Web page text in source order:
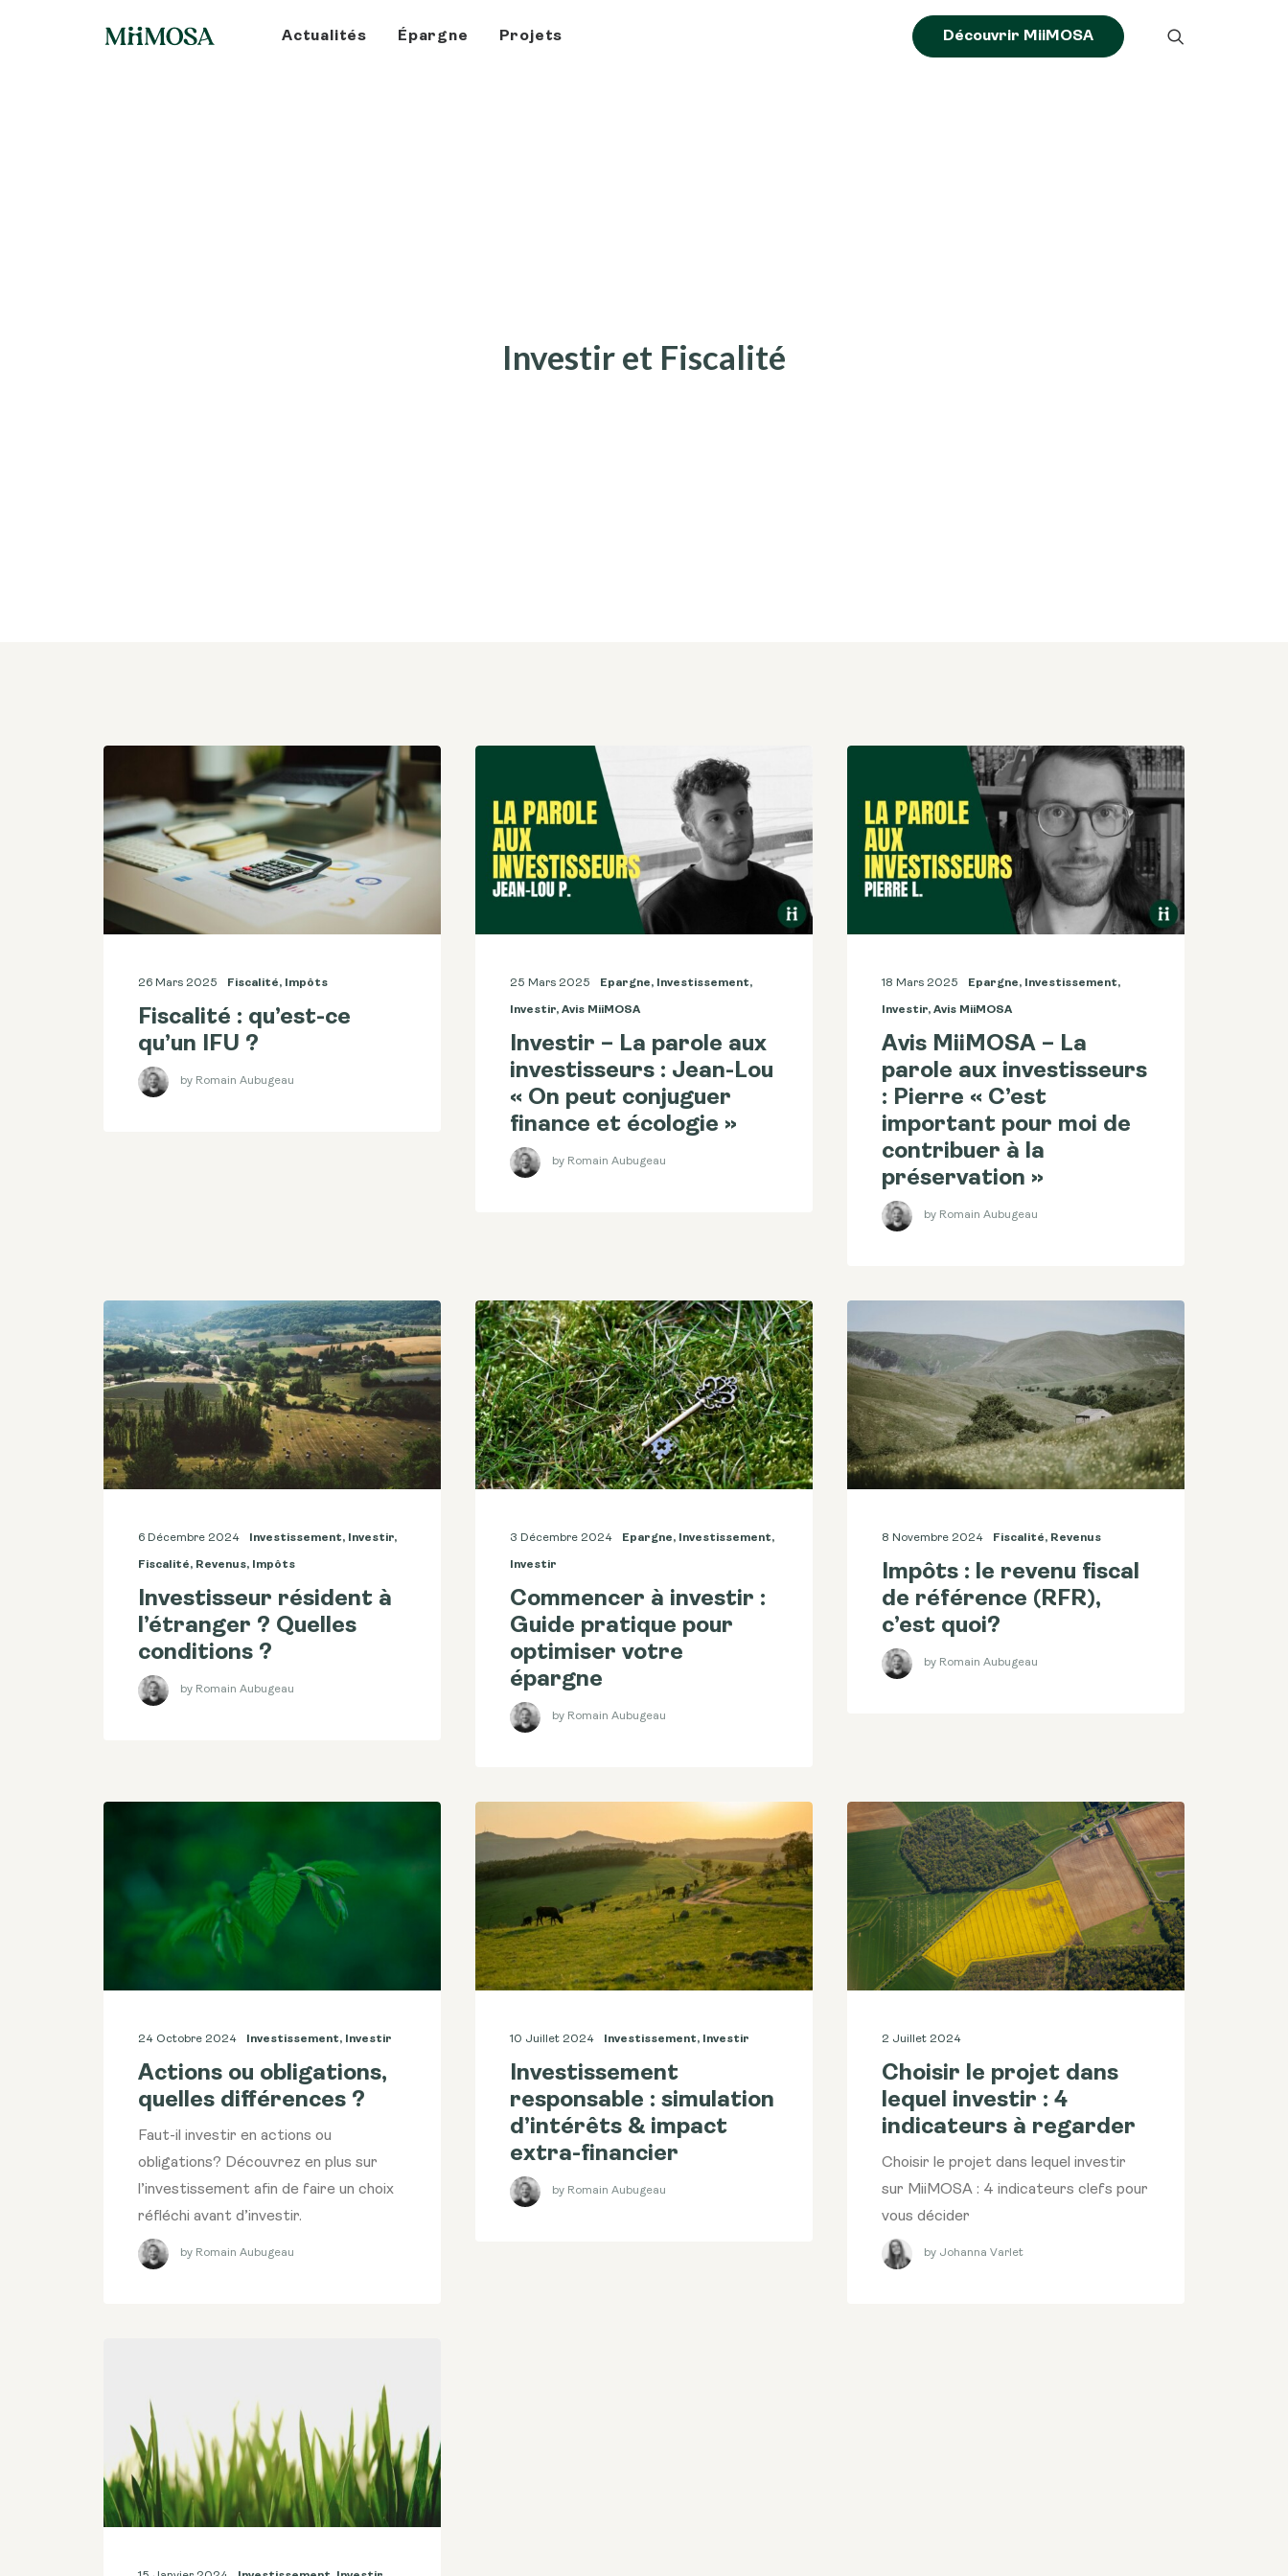
Actualités Épargne Projets Découvrir MiiMOSA
Investir et Fiscalité
26 Mars 2025 Fiscalité, Impôts
Fiscalité : qu’est-ce
qu’un IFU ?
by Romain Aubugeau
25 Mars 2025 Epargne, Investissement,
Investir, Avis MiiMOSA
Investir – La parole aux
investisseurs : Jean-Lou
« On peut conjuguer
finance et écologie »
by Romain Aubugeau
18 Mars 2025 Epargne, Investissement,
Investir, Avis MiiMOSA
Avis MiiMOSA – La
parole aux investisseurs
: Pierre « C’est
important pour moi de
contribuer à la
préservation »
by Romain Aubugeau
6 Décembre 2024 Investissement, Investir,
Fiscalité, Revenus, Impôts
Investisseur résident à
l’étranger ? Quelles
conditions ?
by Romain Aubugeau
3 Décembre 2024 Epargne, Investissement,
Investir
Commencer à investir :
Guide pratique pour
optimiser votre
épargne
by Romain Aubugeau
8 Novembre 2024 Fiscalité, Revenus
Impôts : le revenu fiscal
de référence (RFR),
c’est quoi?
by Romain Aubugeau
24 Octobre 2024 Investissement, Investir
Actions ou obligations,
quelles différences ?
Faut-il investir en actions ou
obligations? Découvrez en plus sur
l’investissement afin de faire un choix
réfléchi avant d’investir.
by Romain Aubugeau
10 Juillet 2024 Investissement, Investir
Investissement
responsable : simulation
d’intérêts & impact
extra-financier
by Romain Aubugeau
2 Juillet 2024
Choisir le projet dans
lequel investir : 4
indicateurs à regarder
Choisir le projet dans lequel investir
sur MiiMOSA : 4 indicateurs clefs pour
vous décider
by Johanna Varlet